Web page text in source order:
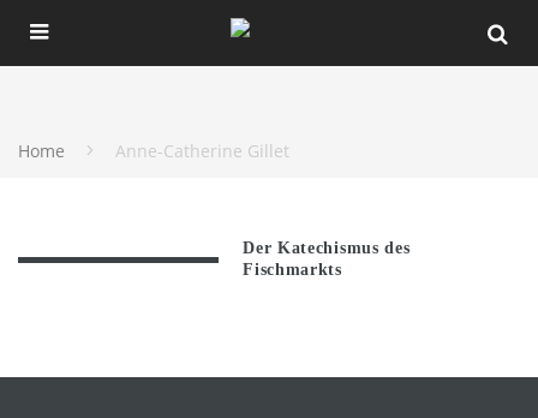
Home Anne-Catherine Gillet
Der Katechismus des
Fischmarkts